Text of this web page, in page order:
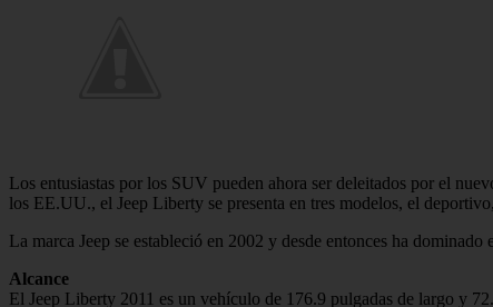
Los entusiastas por los SUV pueden ahora ser deleitados por el
los EE.UU., el Jeep Liberty se presenta en tres modelos, el
La marca Jeep se estableció en 2002 y desde entonces ha
Alcance
El Jeep Liberty 2011 es un vehículo de 176.9 pulgadas de largo y